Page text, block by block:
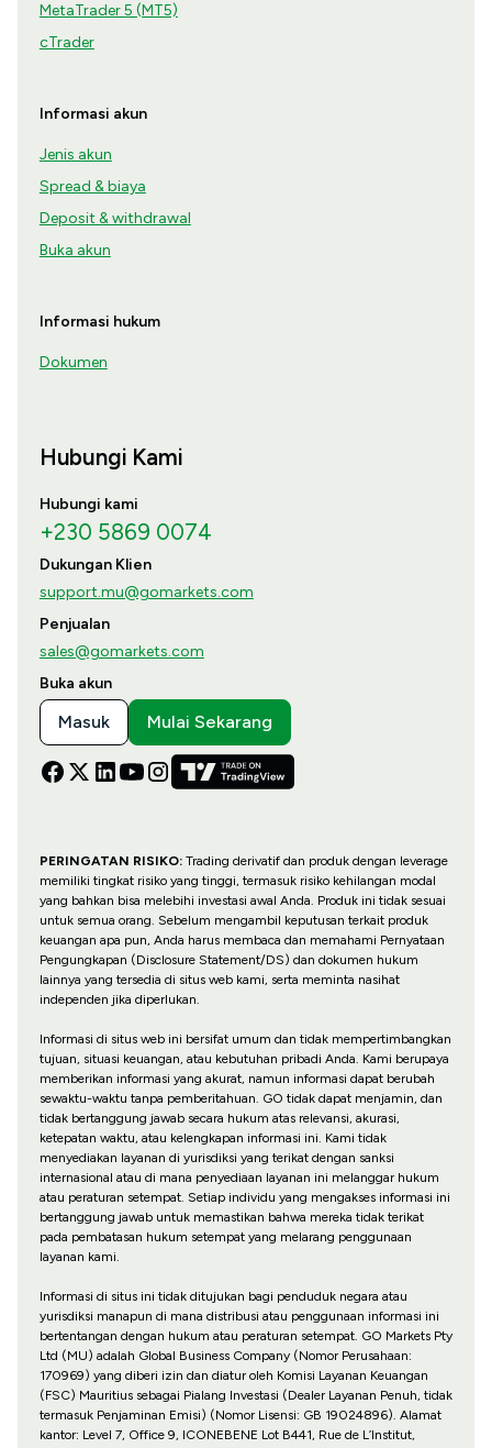
MetaTrader 5 (MT5)
cTrader
Informasi akun
Jenis akun
Spread & biaya
Deposit & withdrawal
Buka akun
Informasi hukum
Dokumen
Hubungi Kami
Hubungi kami
+230 5869 0074
Dukungan Klien
support.mu@gomarkets.com
Penjualan
sales@gomarkets.com
Buka akun
Masuk Mulai Sekarang
PERINGATAN RISIKO:Trading derivatif dan produk dengan leverage
memiliki tingkat risiko yang tinggi, termasuk risiko kehilangan modal
yang bahkan bisa melebihi investasi awal Anda. Produk ini tidak sesuai
untuk semua orang. Sebelum mengambil keputusan terkait produk
keuangan apa pun, Anda harus membaca dan memahami Pernyataan
Pengungkapan (Disclosure Statement/DS) dan dokumen hukum
lainnya yang tersedia di situs web kami, serta meminta nasihat
independen jika diperlukan.
Informasi di situs web ini bersifat umum dan tidak mempertimbangkan
tujuan, situasi keuangan, atau kebutuhan pribadi Anda. Kami berupaya
memberikan informasi yang akurat, namun informasi dapat berubah
sewaktu-waktu tanpa pemberitahuan. GO tidak dapat menjamin, dan
tidak bertanggung jawab secara hukum atas relevansi, akurasi,
ketepatan waktu, atau kelengkapan informasi ini. Kami tidak
menyediakan layanan di yurisdiksi yang terikat dengan sanksi
internasional atau di mana penyediaan layanan ini melanggar hukum
atau peraturan setempat. Setiap individu yang mengakses informasi ini
bertanggung jawab untuk memastikan bahwa mereka tidak terikat
pada pembatasan hukum setempat yang melarang penggunaan
layanan kami.
Informasi di situs ini tidak ditujukan bagi penduduk negara atau
yurisdiksi manapun di mana distribusi atau penggunaan informasi ini
bertentangan dengan hukum atau peraturan setempat. GO Markets Pty
Ltd (MU) adalah Global Business Company (Nomor Perusahaan:
170969) yang diberi izin dan diatur oleh Komisi Layanan Keuangan
(FSC) Mauritius sebagai Pialang Investasi (Dealer Layanan Penuh, tidak
termasuk Penjaminan Emisi) (Nomor Lisensi: GB 19024896). Alamat
kantor: Level 7, Office 9, ICONEBENE Lot B441, Rue de L’Institut,